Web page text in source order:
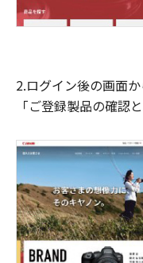
2.ログイン後の画面か
「ご登録製品の確認